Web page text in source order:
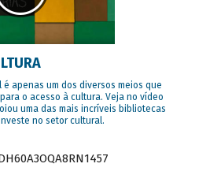
é apenas um dos diversos meios que
o acesso à cultura. Veja no vídeo
uma das mais incríveis bibliotecas
no setor cultural.